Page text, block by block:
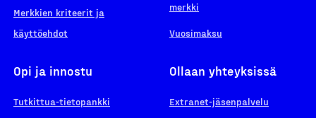
Merkkien kriteerit ja
käyttöehdot
merkki
Vuosimaksu
Opi ja innostu
Tutkittua-tietopankki
Ollaan yhteyksissä
Extranet-jäsenpalvelu